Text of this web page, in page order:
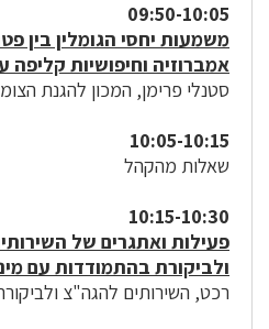
09:50-10:05
משמעות יחסי הגומלין בין
אמברוזיה וחיפושיות
סטנלי פרימן, המכון להגנת
10:05-10:15
שאלות מהקהל
10:15-10:30
פעילות ואתגרים של
ולביקורת בהתמודדות עם
רכט, השירותים להגה"צ